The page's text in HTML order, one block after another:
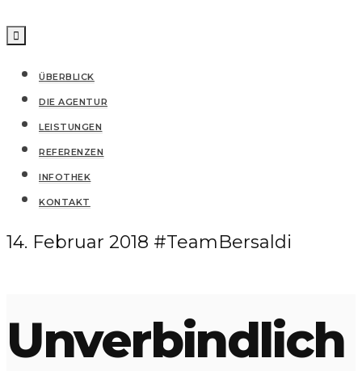
ÜBERBLICK
DIE AGENTUR
LEISTUNGEN
REFERENZEN
IN­FO­THEK
KONTAKT
14. Februar 2018 #TeamBersaldi
Unverbindlich